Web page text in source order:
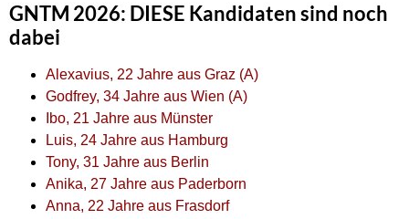
GNTM 2026: DIESE Kandidaten sind noch
dabei
Alexavius, 22 Jahre aus Graz (A)
Godfrey, 34 Jahre aus Wien (A)
Ibo, 21 Jahre aus Münster
Luis, 24 Jahre aus Hamburg
Tony, 31 Jahre aus Berlin
Anika, 27 Jahre aus Paderborn
Anna, 22 Jahre aus Frasdorf